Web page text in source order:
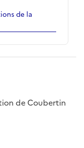
de la
de Coubertin